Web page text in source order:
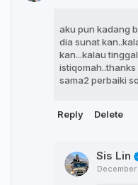
aku pun kadang
dia sunat
kan...kalau
sama2 perbaiki
Reply Delete
Sis Lin
December